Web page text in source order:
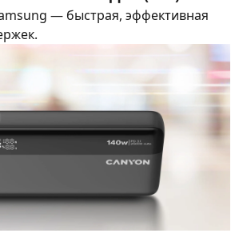
— быстрая, эффективная